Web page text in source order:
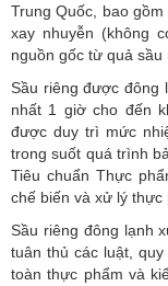
Trung Quốc, bao
xay nhuyễn (không
nguồn gốc từ quả
Sầu riêng được đông
nhất 1 giờ cho đến
được duy trì mức
trong suốt quá trình
Tiêu chuẩn Thực
chế biến và xử lý thực
Sầu riêng đông lạnh
tuân thủ các luật,
toàn thực phẩm và